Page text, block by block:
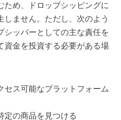
ため、ドロップシッピングに
ません。ただし、次のよう
シッパーとしての主な責任を
資金を投資する必要がある場
セス可能なプラットフォーム
定の商品を見つける